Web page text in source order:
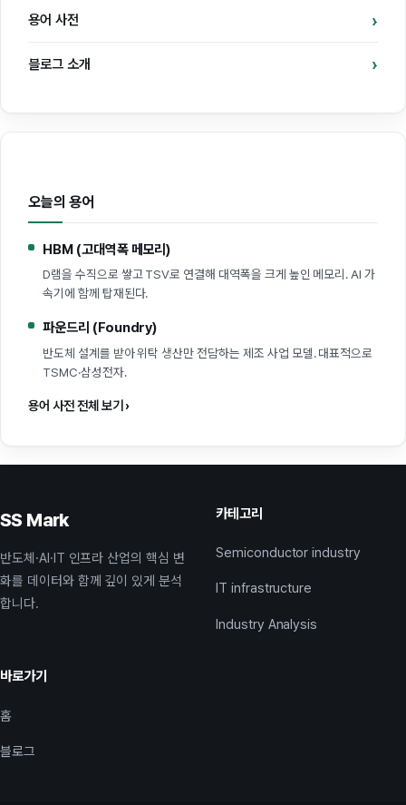
용어 사전
블로그 소개
오늘의 용어
HBM (고대역폭 메모리)
D램을 수직으로 쌓고 TSV로 연결해 대역폭을 크게 높인 메모리. AI 가
속기에 함께 탑재된다.
파운드리 (Foundry)
반도체 설계를 받아 위탁 생산만 전담하는 제조 사업 모델. 대표적으로
TSMC·삼성전자.
용어 사전 전체 보기 ›
SS Mark
반도체·AI·IT 인프라 산업의 핵심 변
화를 데이터와 함께 깊이 있게 분석
합니다.
카테고리
Semiconductor industry
IT infrastructure
Industry Analysis
바로가기
홈
블로그